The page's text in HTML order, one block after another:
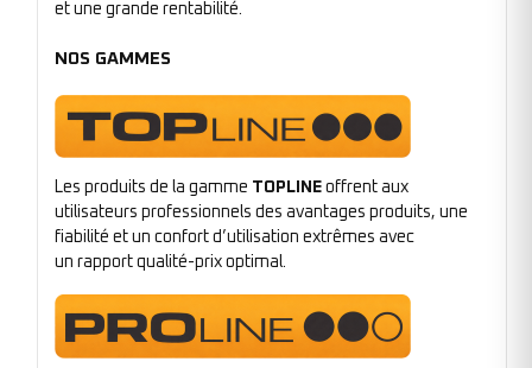
et une grande rentabilité.
NOS GAMMES
Les produits de la gamme TOPLINE offrent aux
utilisateurs professionnels des avantages produits, une
fiabilité et un confort d’utilisation extrêmes avec
un rapport qualité-prix optimal.